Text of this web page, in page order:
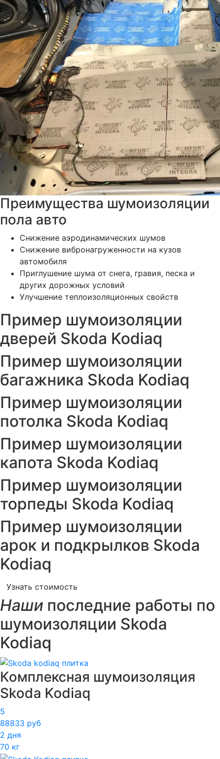
Преимущества шумоизоляции
пола авто
Снижение аэродинамических шумов
Снижение вибронагруженности на кузов
автомобиля
Приглушение шума от снега, гравия, песка и
других дорожных условий
Улучшение теплоизоляционных свойств
Пример шумоизоляции
дверей Skoda Kodiaq
Пример шумоизоляции
багажника Skoda Kodiaq
Пример шумоизоляции
потолка Skoda Kodiaq
Пример шумоизоляции
капота Skoda Kodiaq
Пример шумоизоляции
торпеды Skoda Kodiaq
Пример шумоизоляции
арок и подкрылков Skoda
Kodiaq
Узнать стоимость
Наши последние работы по
шумоизоляции Skoda
Kodiaq
Комплексная шумоизоляция
Skoda Kodiaq
5
88833 руб
2 дня
70 кг